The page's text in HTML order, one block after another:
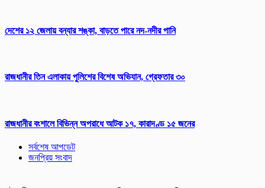
দেশের ১২ জেলায় বন্যার শঙ্কা, বাড়তে পারে নদ-নদীর পানি
রাজধানীর তিন এলাকায় পুলিশের বিশেষ অভিযান, গ্রেফতার ৩০
রাজধানীর বংশালে বিভিন্ন অপরাধে আটক ১৭, কারাদণ্ড ১৫ জনের
সর্বশেষ আপডেট
জনপ্রিয় সংবাদ